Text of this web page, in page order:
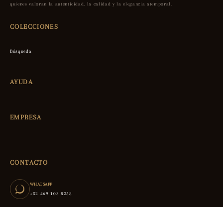
quienes valoran la autenticidad, la calidad y la elegancia atemporal.
COLECCIONES
Búsqueda
AYUDA
EMPRESA
CONTACTO
WHATSAPP
+52 469 103 8258